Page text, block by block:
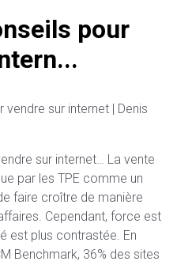
pour
sur internet… La vente
par les TPE comme un
faire croître de manière
Cependant, force est
est plus contrastée. En
Benchmark, 36% des sites